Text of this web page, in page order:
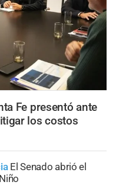
Fe presentó ante
los costos
El Senado abrió el